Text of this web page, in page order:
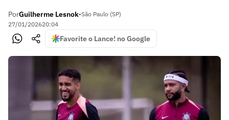
PorGuilherme Lesnok•São Paulo (SP)
27/01/202620:04
Favorite o Lance! no Google